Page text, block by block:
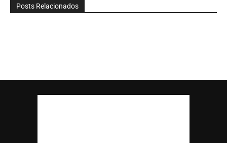
Posts Relacionados